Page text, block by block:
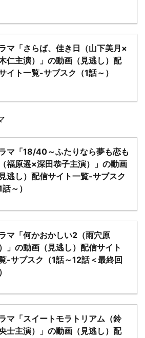
マ「さらば、佳き日（山下美月×
仁主演）」の動画（見逃し）配
イト一覧-サブスク（1話～）
マ「18/40～ふたりなら夢も恋も
福原遥×深田恭子主演）」の動画
見逃し）配信サイト一覧-サブスク
話～）
マ「何かおかしい2（雨穴原
」の動画（見逃し）配信サイト
-サブスク（1話～12話＜最終回
マ「スイートモラトリアム（鈴
士主演）」の動画（見逃し）配